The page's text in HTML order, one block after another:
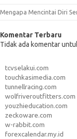
Mengapa Mencintai Diri
Komentar Terbaru
Tidak ada komentar
tcvselakui.com
touchkasimedia.com
tunnellracing.com
wolfriveroutfitters.com
youzhieducation.com
zeckoware.com
w-rabbit.com
forexcalendar.my.id